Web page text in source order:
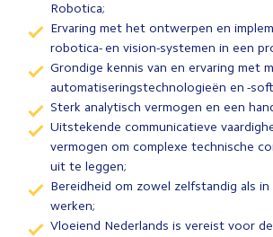
Robotica;
Ervaring met het ontwerpen en
robotica- en vision-systemen in een
Grondige kennis van en ervaring met
automatiseringstechnologieën en -
Sterk analytisch vermogen en een
Uitstekende communicatieve
vermogen om complexe technische
uit te leggen;
Bereidheid om zowel zelfstandig als
werken;
Vloeiend Nederlands is vereist voor